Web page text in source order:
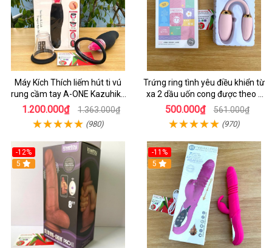
Máy Kích Thích liếm hút ti vú
rung cầm tay A-ONE Kazuhiko
Nhật Bản cho Nữ Tự Sướng
1.200.000₫ 1.363.000₫
(980)
Trứng ring tình yêu điều khiển từ
xa 2 dầu uốn cong được theo ý
muốn
500.000₫ 561.000₫
(970)
-12%
5
-11%
5